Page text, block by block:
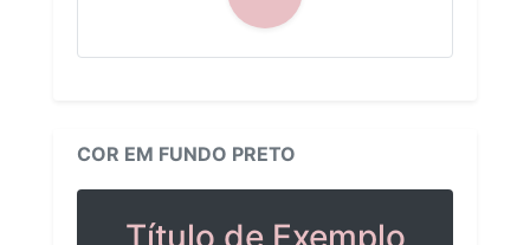
COR EM FUNDO PRETO
Título de Exemplo